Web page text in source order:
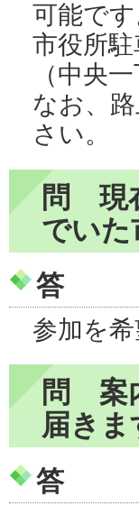
可能です
市役所
（中央
なお、
さい。
問 現
でいた
答
参加を
問 案
届きま
答